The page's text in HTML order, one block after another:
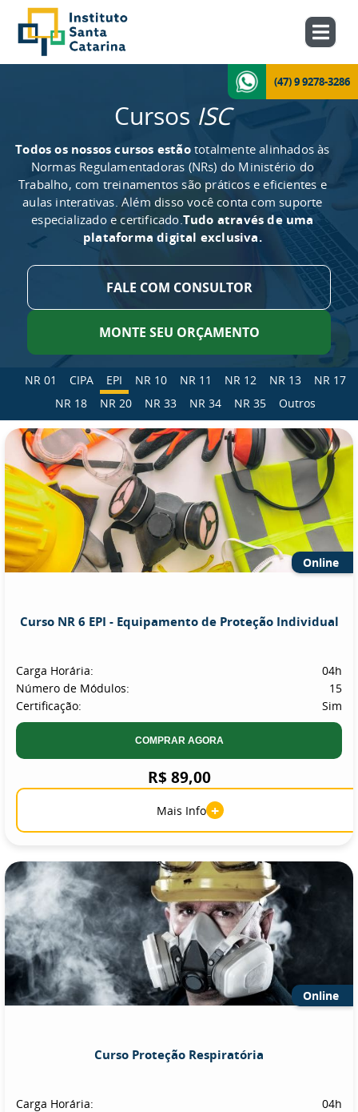
(47) 9 9278-3286
Cursos ISC
Todos os nossos cursos estãototalmente alinhados às
Normas Regulamentadoras (NRs) do Ministério do
Trabalho, com treinamentos são práticos e eficientes e
aulas interativas. Além disso você conta com suporte
especializado e certificado.Tudo através de uma
plataforma digital exclusiva.
FALE COM CONSULTOR
MONTE SEU ORÇAMENTO
NR 01 CIPA EPI NR 10 NR 11 NR 12 NR 13
NR 17
NR 18
NR 20 NR 33 NR 34 NR 35 Outros
Online
Curso NR 6 EPI - Equipamento de Proteção Individual
Carga Horária:
04h
Número de Módulos:
15
Certificação:
Sim
COMPRAR AGORA
R$ 89,00
Mais Info +
Online
Curso Proteção Respiratória
Carga Horária:
04h